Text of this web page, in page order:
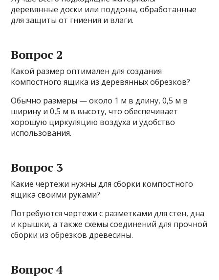
деревянные доски или поддоны, обработанные
для защиты от гниения и влаги.
Вопрос 2
Какой размер оптимален для создания
компостного ящика из деревянных обрезков?
Обычно размеры — около 1 м в длину, 0,5 м в
ширину и 0,5 м в высоту, что обеспечивает
хорошую циркуляцию воздуха и удобство
использования.
Вопрос 3
Какие чертежи нужны для сборки компостного
ящика своими руками?
Потребуются чертежи с разметками для стен, дна
и крышки, а также схемы соединений для прочной
сборки из обрезков древесины.
Вопрос 4